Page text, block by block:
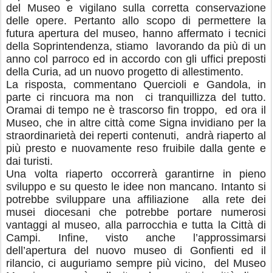
del Museo e vigilano sulla corretta conservazione
delle opere. Pertanto allo scopo di permettere la
futura apertura del museo, hanno affermato i tecnici
della Soprintendenza, stiamo lavorando da più di un
anno col parroco ed in accordo con gli uffici preposti
della Curia, ad un nuovo progetto di allestimento.
La risposta, commentano Quercioli e Gandola, in
parte ci rincuora ma non ci tranquillizza del tutto.
Oramai di tempo ne è trascorso fin troppo, ed ora il
Museo, che in altre città come Signa invidiano per la
straordinarietà dei reperti contenuti, andrà riaperto al
più presto e nuovamente reso fruibile dalla gente e
dai turisti.
Una volta riaperto occorrerà garantirne in pieno
sviluppo e su questo le idee non mancano. Intanto si
potrebbe sviluppare una affiliazione alla rete dei
musei diocesani che potrebbe portare numerosi
vantaggi al museo, alla parrocchia e tutta la Città di
Campi. Infine, visto anche l’approssimarsi
dell’apertura del nuovo museo di Gonfienti ed il
rilancio, ci auguriamo sempre più vicino, del Museo